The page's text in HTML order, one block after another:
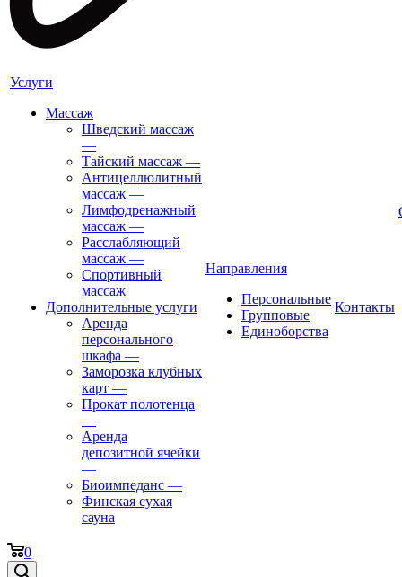
Услуги
Массаж
Шведский массаж
—
Тайский массаж —
Антицеллюлитный
массаж —
Лимфодренажный
массаж —
Расслабляющий
массаж —
Спортивный
массаж
Дополнительные услуги
Аренда
персонального
шкафа —
Заморозка клубных
карт —
Прокат полотенца
—
Аренда
депозитной ячейки
—
Биоимпеданс —
Финская сухая
сауна
Направления
Персональные
Групповые
Единоборства
Контакты
0